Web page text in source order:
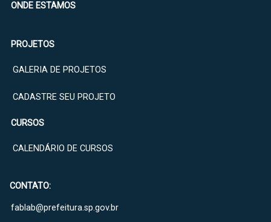
ONDE ESTAMOS
PROJETOS
GALERIA DE PROJETOS
CADASTRE SEU PROJETO
CURSOS
CALENDÁRIO DE CURSOS
CONTATO:
fablab@prefeitura.sp.gov.br